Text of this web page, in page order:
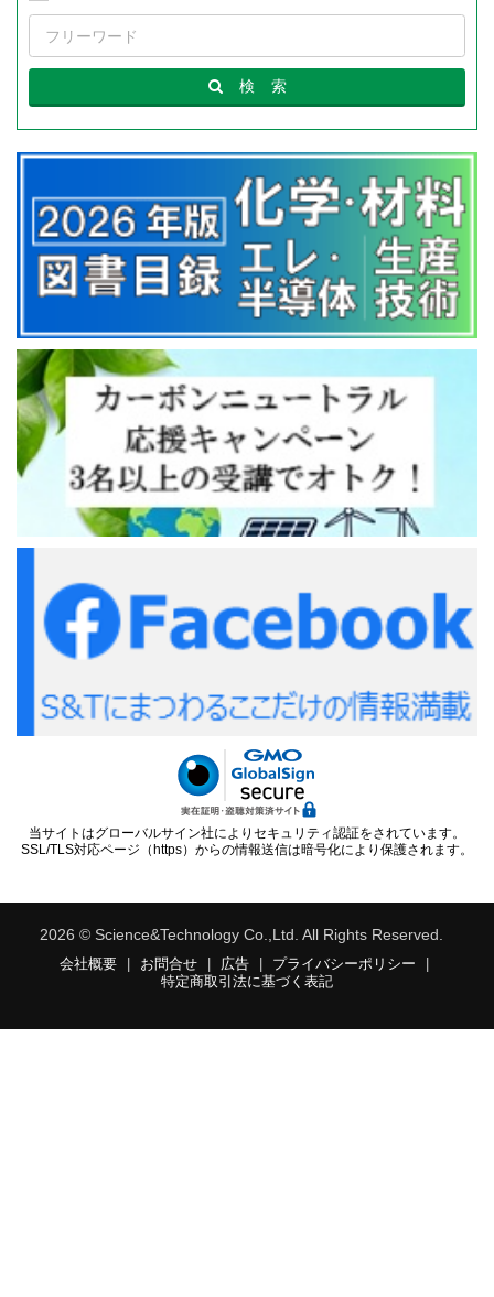
検 索
当サイトはグローバルサイン社によりセキュリティ認証をされています。
SSL/TLS対応ページ（https）からの情報送信は暗号化により保護されます。
2026 © Science&Technology Co.,Ltd. All Rights Reserved.
会社概要 お問合せ 広告 プライバシーポリシー
特定商取引法に基づく表記